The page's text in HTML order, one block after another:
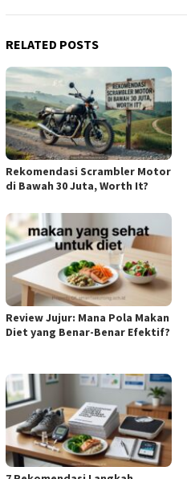
RELATED POSTS
Rekomendasi Scrambler Motor
di Bawah 30 Juta, Worth It?
Review Jujur: Mana Pola Makan
Diet yang Benar-Benar Efektif?